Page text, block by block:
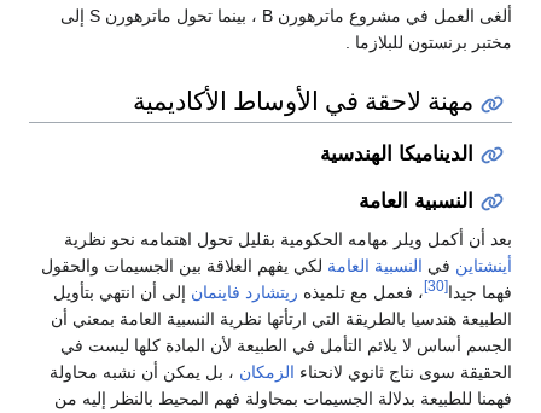
ألغى العمل في مشروع ماترهورن B ، بينما تحول ماترهورن S إلى
مختبر برنستون للبلازما .
مهنة لاحقة في الأوساط الأكاديمية
الديناميكا الهندسية
النسبية العامة
بعد أن أكمل ويلر مهامه الحكومية بقليل تحول اهتمامه نحو نظرية
أينشتاين في النسبية العامة لكي يفهم العلاقة بين الجسيمات والحقول
فهما جيدا[30] ، فعمل مع تلميذه ريتشارد فاينمان إلى أن انتهي بتأويل
الطبيعة هندسيا بالطريقة التي ارتأتها نظرية النسبية العامة بمعني أن
الجسم أساس لا يلائم التأمل في الطبيعة لأن المادة كلها ليست في
الحقيقة سوى نتاج ثانوي لانحناء الزمكان ، بل يمكن أن نشبه محاولة
فهمنا للطبيعة بدلالة الجسيمات بمحاولة فهم المحيط بالنظر إليه من